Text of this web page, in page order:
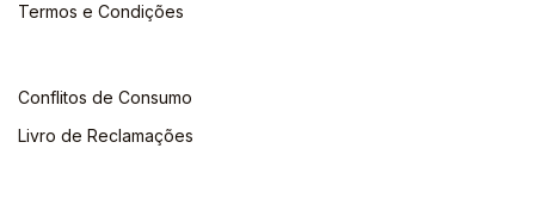
Termos e Condições
Conflitos de Consumo
Livro de Reclamações